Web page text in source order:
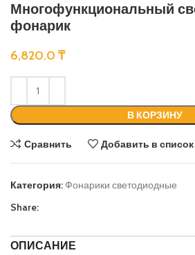
Многофункциональный
фонарик
6,820.0 ₸
В КОРЗИНУ
Сравнить Добавить в
Категория: Фонарики светодиодные
Share:
ОПИСАНИЕ